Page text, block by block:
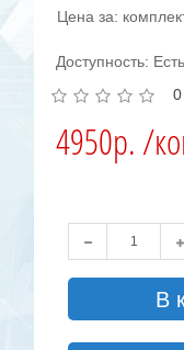
Цена за:
Доступность:
4950р. /
В